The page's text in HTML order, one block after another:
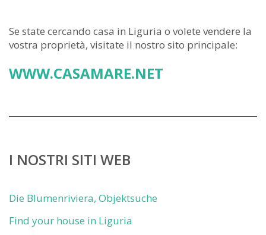
Se state cercando casa in Liguria o volete vendere la
vostra proprietà, visitate il nostro sito principale:
WWW.CASAMARE.NET
I NOSTRI SITI WEB
Die Blumenriviera, Objektsuche
Find your house in Liguria